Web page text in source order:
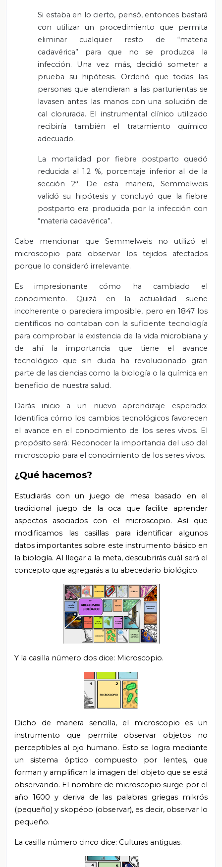
Si estaba en lo cierto, pensó, entonces bastará
con utilizar un procedimiento que permita
eliminar cualquier resto de “materia
cadavérica” para que no se produzca la
infección. Una vez más, decidió someter a
prueba su hipótesis. Ordenó que todas las
personas que atendieran a las parturientas se
lavasen antes las manos con una solución de
cal clorurada. El instrumental clínico utilizado
recibiría también el tratamiento químico
adecuado.
La mortalidad por fiebre postparto quedó
reducida al 1.2 %, porcentaje inferior al de la
sección 2ª. De esta manera, Semmelweis
validó su hipótesis y concluyó que la fiebre
postparto era producida por la infección con
“materia cadavérica”.
Cabe mencionar que Semmelweis no utilizó el
microscopio para observar los tejidos afectados
porque lo consideró irrelevante.
Es impresionante cómo ha cambiado el
conocimiento. Quizá en la actualidad suene
incoherente o pareciera imposible, pero en 1847 los
científicos no contaban con la suficiente tecnología
para comprobar la existencia de la vida microbiana y
de ahí la importancia que tiene el avance
tecnológico que sin duda ha revolucionado gran
parte de las ciencias como la biología o la química en
beneficio de nuestra salud.
Darás inicio a un nuevo aprendizaje esperado:
Identifica cómo los cambios tecnológicos favorecen
el avance en el conocimiento de los seres vivos. El
propósito será: Reconocer la importancia del uso del
microscopio para el conocimiento de los seres vivos.
¿Qué hacemos?
Estudiarás con un juego de mesa basado en el
tradicional juego de la oca que facilite aprender
aspectos asociados con el microscopio. Así que
modificamos las casillas para identificar algunos
datos importantes sobre este instrumento básico en
la biología. Al llegar a la meta, descubrirás cuál será el
concepto que agregarás a tu abecedario biológico.
Y la casilla número dos dice: Microscopio.
Dicho de manera sencilla, el microscopio es un
instrumento que permite observar objetos no
perceptibles al ojo humano. Esto se logra mediante
un sistema óptico compuesto por lentes, que
forman y amplifican la imagen del objeto que se está
observando. El nombre de microscopio surge por el
año 1600 y deriva de las palabras griegas mikrós
(pequeño) y skopéoo (observar), es decir, observar lo
pequeño.
La casilla número cinco dice: Culturas antiguas.